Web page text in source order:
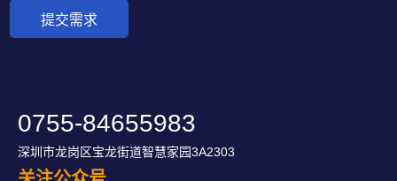
0755-84655983
深圳市龙岗区宝龙街道智慧家园3A2303